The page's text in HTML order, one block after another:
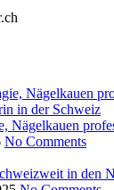
Nägelkauen
No Comments
in den